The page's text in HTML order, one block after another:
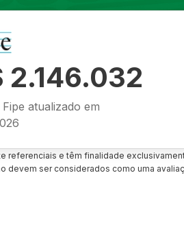
2.146.032
atualizado em
referenciais e têm finalidade
devem ser considerados como uma